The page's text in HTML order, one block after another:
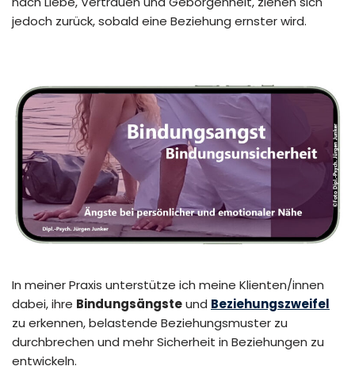
jedoch zurück, sobald eine Beziehung ernster wird.
In meiner Praxis unterstütze ich meine Klienten/innen
dabei, ihre Bindungsängsteund Beziehungszweifel
zu erkennen, belastende Beziehungsmuster zu
durchbrechen und mehr Sicherheit in Beziehungen zu
entwickeln.